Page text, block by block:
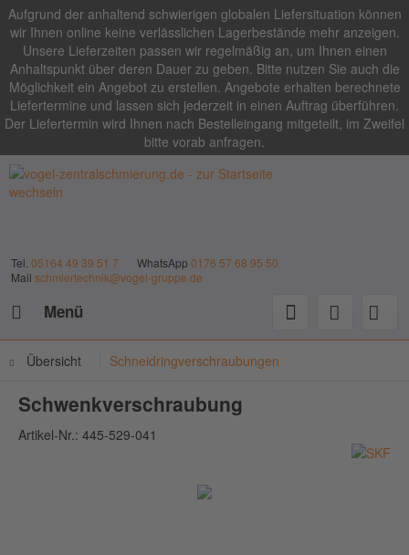
Aufgrund der anhaltend schwierigen globalen Liefersituation können
wir Ihnen online keine verlässlichen Lagerbestände mehr anzeigen.
Unsere Lieferzeiten passen wir regelmäßig an, um Ihnen einen
Anhaltspunkt über deren Dauer zu geben. Bitte nutzen Sie auch die
Möglichkeit ein Angebot zu erstellen. Angebote erhalten berechnete
Liefertermine und lassen sich jederzeit in einen Auftrag überführen.
Der Liefertermin wird Ihnen nach Bestelleingang mitgeteilt, im Zweifel
bitte vorab anfragen.
Tel. 05164 49 39 51 7 WhatsApp 0176 57 68 95 50
Mail schmiertechnik@vogel-gruppe.de
Menü
Übersicht Schneidringverschraubungen
Schwenkverschraubung
Artikel-Nr.: 445-529-041